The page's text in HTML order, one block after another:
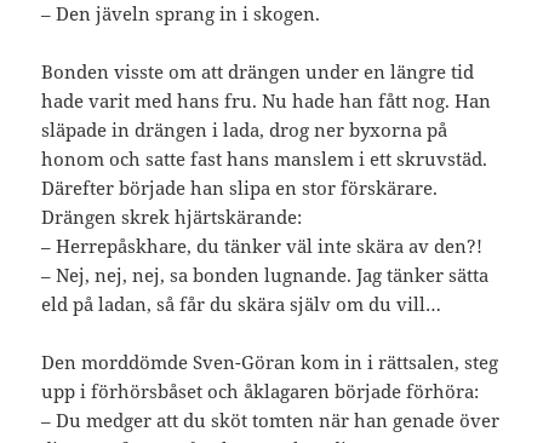
– Den jäveln sprang in i skogen.
Bonden visste om att drängen under en längre tid
hade varit med hans fru. Nu hade han fått nog. Han
släpade in drängen i lada, drog ner byxorna på
honom och satte fast hans manslem i ett skruvstäd.
Därefter började han slipa en stor förskärare.
Drängen skrek hjärtskärande:
– Herrepåskhare, du tänker väl inte skära av den?!
– Nej, nej, nej, sa bonden lugnande. Jag tänker sätta
eld på ladan, så får du skära själv om du vill…
Den morddömde Sven-Göran kom in i rättsalen, steg
upp i förhörsbåset och åklagaren började förhöra:
– Du medger att du sköt tomten när han genade över